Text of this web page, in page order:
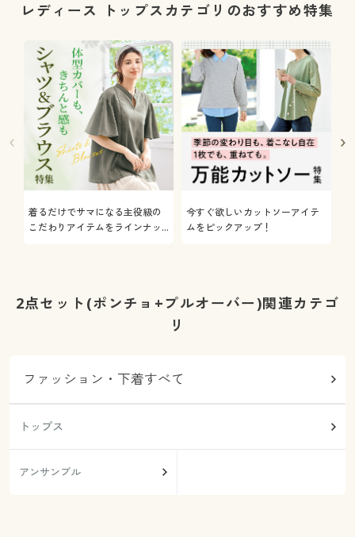
レディース トップスカテゴリのおすすめ特集
着るだけでサマになる主役級の
こだわりアイテムをラインナッ
今すぐ欲しいカットソーアイテ
ムをピックアップ！
2点セット(ポンチョ+プルオーバー)関連カテゴ
リ
ファッション・下着すべて
トップス
アンサンブル